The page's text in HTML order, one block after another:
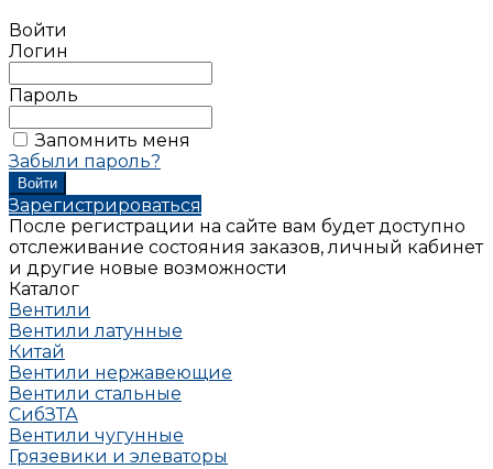
Войти
Логин
Пароль
Запомнить меня
Забыли пароль?
Зарегистрироваться
После регистрации на сайте вам будет доступно
отслеживание состояния заказов, личный кабинет
и другие новые возможности
Каталог
Вентили
Вентили латунные
Китай
Вентили нержавеющие
Вентили стальные
СибЗТА
Вентили чугунные
Грязевики и элеваторы